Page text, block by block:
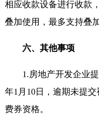
相应收款设备进行收款
叠加使用，最多支持叠加
六、其他事项
1.房地产开发企业提
年1月10日，逾期未提
费券资格。